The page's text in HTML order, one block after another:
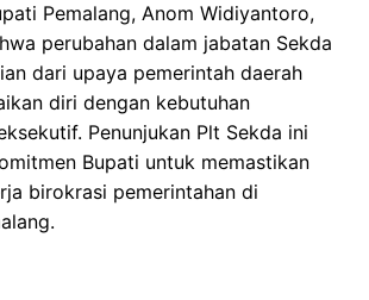
Pemalang, Anom Widiyantoro,
perubahan dalam jabatan Sekda
dari upaya pemerintah daerah
diri dengan kebutuhan
Penunjukan Plt Sekda ini
Bupati untuk memastikan
birokrasi pemerintahan di